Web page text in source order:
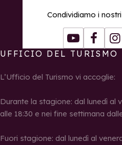
Condividiamo i
YoutubeFacebook
UFFICIO DEL TURISMO
L’Ufficio del Turismo vi accoglie:
Durante la stagione: dal lunedì al
alle 18:30 e nei fine settimana
Fuori stagione: dal lunedì al